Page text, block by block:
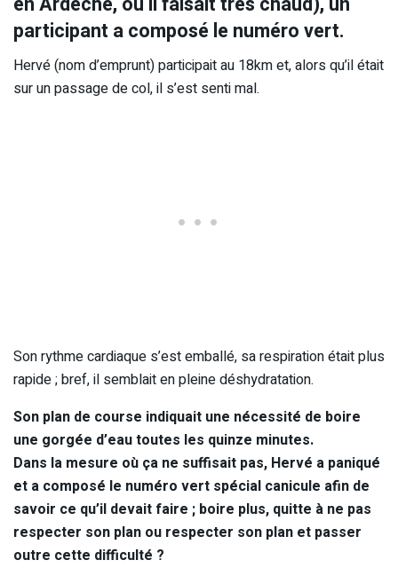
participant a composé le numéro vert.
Hervé (nom d’emprunt) participait au 18km et, alors qu’il était
sur un passage de col, il s’est senti mal.
Son rythme cardiaque s’est emballé, sa respiration était plus
rapide ; bref, il semblait en pleine déshydratation.
Son plan de course indiquait une nécessité de boire
une gorgée d’eau toutes les quinze minutes.
Dans la mesure où ça ne suffisait pas, Hervé a paniqué
et a composé le numéro vert spécial canicule afin de
savoir ce qu’il devait faire ; boire plus, quitte à ne pas
respecter son plan ou respecter son plan et passer
outre cette difficulté ?